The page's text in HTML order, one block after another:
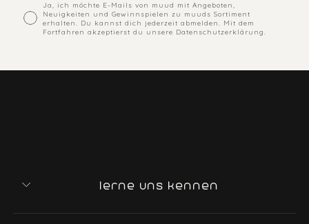
ACcepts marketing
Ja, ich möchte E-Mails von muud mit Angeboten,
Neuigkeiten und Gewinnspielen zu muuds Sortiment
erhalten. Du kannst dich jederzeit abmelden. Mit dem
Fortfahren akzeptierst du unsere Datenschutzerklärung.
lerne uns kennen